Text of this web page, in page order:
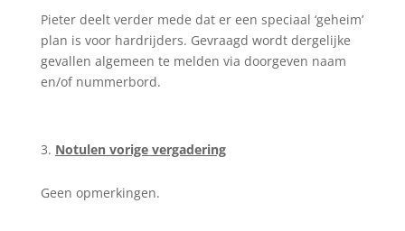
Pieter deelt verder mede dat er een speciaal ‘geheim’
plan is voor hardrijders. Gevraagd wordt dergelijke
gevallen algemeen te melden via doorgeven naam
en/of nummerbord.
Notulen vorige vergadering
Geen opmerkingen.